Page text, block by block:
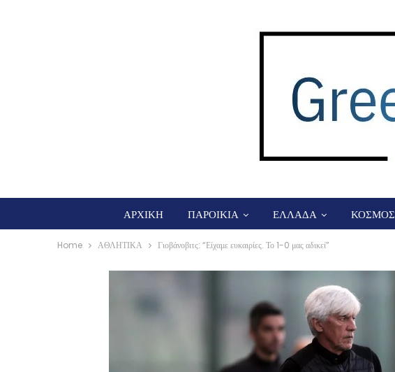
ΑΡΧΙΚΗ ΠΑΡΟΙΚΙΑ ΕΛΛΑΔΑ ΚΟΣΜΟΣ
Home ΑΘΛΗΤΙΚΑ Γιοβάνοβιτς: “Είχαμε ευκαιρίες. Το 1-0 μας αδικεί”